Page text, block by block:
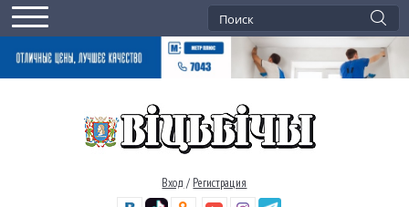
Вход / Регистрация